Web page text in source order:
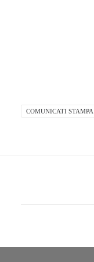
COMUNICATI STAMPA